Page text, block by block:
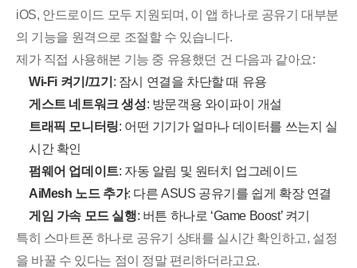
iOS, 안드로이드 모두 지원되며, 이 앱 하나로 공유기 대부분
의 기능을 원격으로 조절할 수 있습니다.
제가 직접 사용해본 기능 중 유용했던 건 다음과 같아요:
Wi-Fi 켜기/끄기 : 잠시 연결을 차단할 때 유용
게스트 네트워크 생성: 방문객용 와이파이 개설
트래픽 모니터링: 어떤 기기가 얼마나 데이터를 쓰는지 실
시간 확인
펌웨어 업데이트: 자동 알림 및 원터치 업그레이드
AiMesh 노드 추가: 다른 ASUS 공유기를 쉽게 확장 연결
게임 가속 모드 실행: 버튼 하나로 ‘Game Boost’ 켜기
특히 스마트폰 하나로 공유기 상태를 실시간 확인하고, 설정
을 바꿀 수 있다는 점이 정말 편리하더라고요.